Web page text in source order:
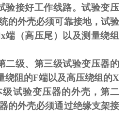
验接好工作线路。试验变压
的外壳必须可靠接地，试验
x端（高压尾）以及测量绕组
二级、第三级试验变压器的
绕阻的F端以及高压绕组的X
试验变压器的外壳，第二
的外壳必须通过绝缘支架接